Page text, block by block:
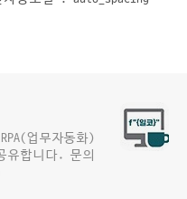
업무자동화)
유합니다. 문의